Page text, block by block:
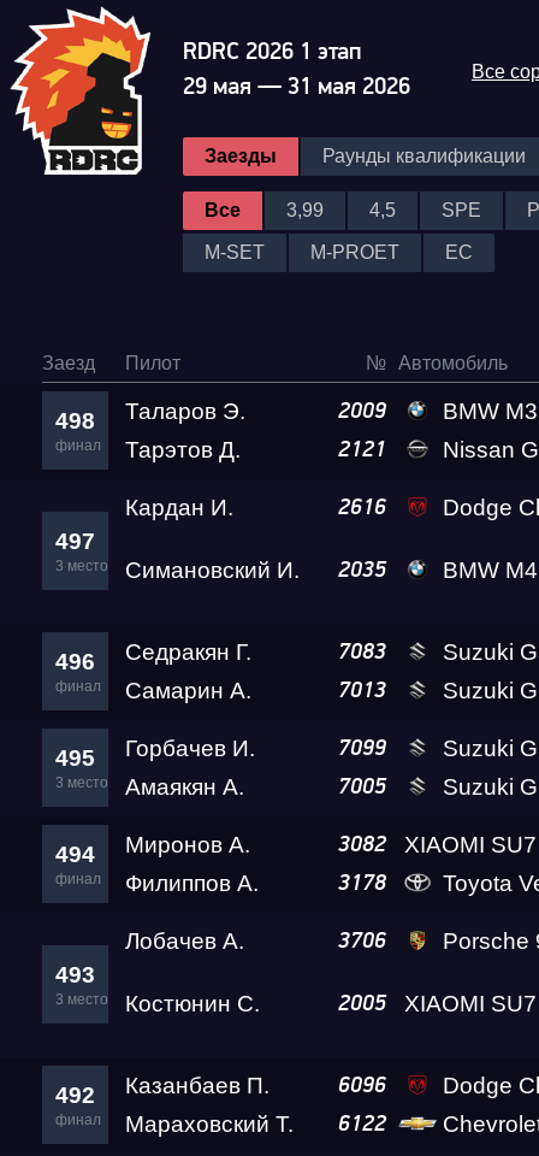
RDRC 2026 1 этап
29 мая — 31 мая 2026
Все
Заезды Раунды квалификации
Все 3,99 4,5 SPE
M-SET M-PROET EC
Заезд Пилот № Автомобиль
498
финал
Таларов Э. 2009
BMW M3
Тарэтов Д.
2121 Nissan GT-R
497
3 место
Кардан И. 2616 Dodge Challenger
Симановский И. 2035 BMW M4 Crazy
496
финал
Седракян Г. 7083
Suzuki
Самарин А.
7013 Suzuki GSX-
495
3 место
Горбачев И. 7099
Suzuki GSX-
Амаякян А.
7005 Suzuki
494
финал
Миронов А. 3082
Филиппов А. 3178 Toyota Verossa
493
3 место
Лобачев А. 3706 Porsche 911
Костюнин С. 2005
492
финал
Казанбаев П. 6096
Dodge
Мараховский Т.
6122